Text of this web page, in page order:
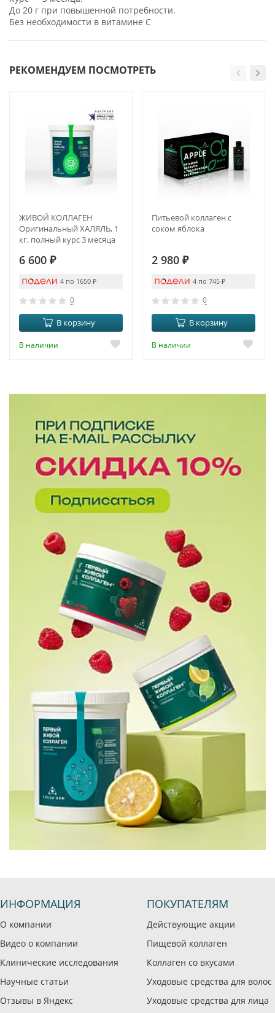
До 20 г при повышенной потребности.
Без необходимости в витамине C
РЕКОМЕНДУЕМ ПОСМОТРЕТЬ
ЖИВОЙ КОЛЛАГЕН
Оригинальный ХАЛЯЛЬ, 1
кг, полный курс 3 месяца
6 600 ₽
4 по 1650 ₽
0
В корзину
В наличии
Питьевой коллаген с
соком яблока
2 980 ₽
4 по 745 ₽
0
В корзину
В наличии
ИНФОРМАЦИЯ
О компании
Видео о компании
Клинические исследования
Научные статьи
Отзывы в Яндекс
ПОКУПАТЕЛЯМ
Действующие акции
Пищевой коллаген
Коллаген со вкусами
Уходовые средства для волос
Уходовые средства для лица